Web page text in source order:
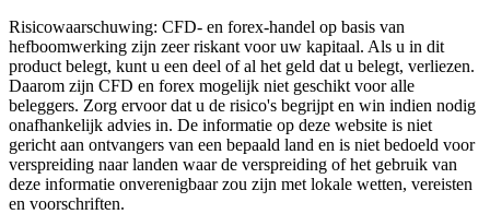
Risicowaarschuwing: CFD- en forex-handel op basis van
hefboomwerking zijn zeer riskant voor uw kapitaal. Als u in dit
product belegt, kunt u een deel of al het geld dat u belegt, verliezen.
Daarom zijn CFD en forex mogelijk niet geschikt voor alle
beleggers. Zorg ervoor dat u de risico's begrijpt en win indien nodig
onafhankelijk advies in. De informatie op deze website is niet
gericht aan ontvangers van een bepaald land en is niet bedoeld voor
verspreiding naar landen waar de verspreiding of het gebruik van
deze informatie onverenigbaar zou zijn met lokale wetten, vereisten
en voorschriften.